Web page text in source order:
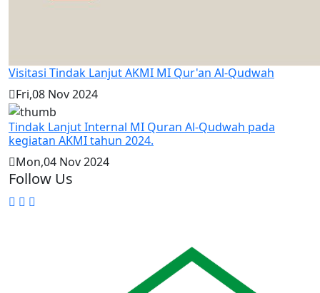
Visitasi Tindak Lanjut AKMI MI Qur'an Al-Qudwah
Fri,08 Nov 2024
Tindak Lanjut Internal MI Quran Al-Qudwah pada
kegiatan AKMI tahun 2024.
Mon,04 Nov 2024
Follow Us